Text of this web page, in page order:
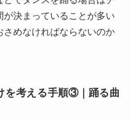
が決まっていることが多い
さめなければならないのか
を考える手順③｜踊る曲